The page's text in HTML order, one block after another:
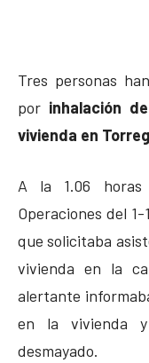
Tres personas
por inhalación
vivienda en
A la 1.06
Operaciones del
que solicitaba
vivienda en la
alertante
en la vivienda
desmayado.